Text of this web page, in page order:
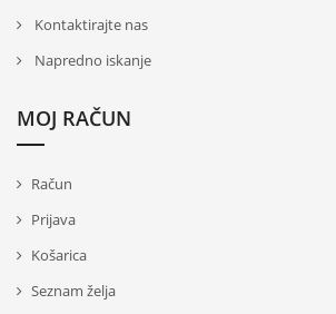
Kontaktirajte nas
Napredno iskanje
MOJ RAČUN
Račun
Prijava
Košarica
Seznam želja